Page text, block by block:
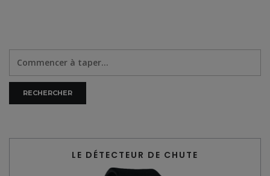
LE DÉTECTEUR DE CHUTE